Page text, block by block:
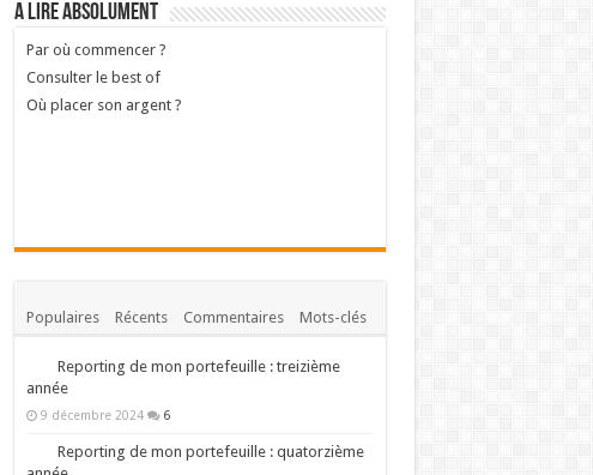
A lire absolument
Par où commencer ?
Consulter le best of
Où placer son argent ?
Populaires Récents Commentaires Mots-clés
Reporting de mon portefeuille : treizième
année
9 décembre 2024 6
Reporting de mon portefeuille : quatorzième